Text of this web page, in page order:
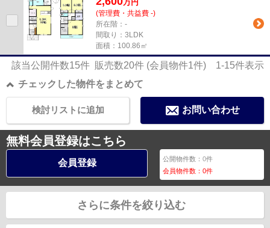
万円
(管理費・共益費 -)
所在階：-
間取り：3LDK
面積：100.86㎡
該当公開件数15件 販売数20件 (会員物件1件) 1-15件表示
チェックした物件をまとめて
お問い合わせ
検討リストに追加
無料会員登録はこちら
会員登録 公開物件数：0件
会員物件数：0件
さらに条件を絞り込む